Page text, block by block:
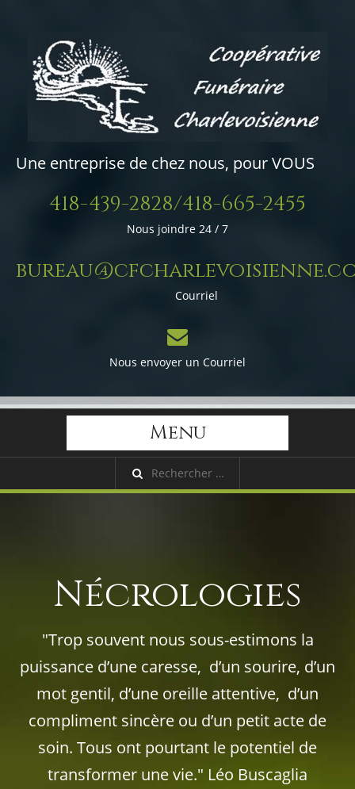
Une entreprise de chez nous, pour VOUS
418-439-2828/418-665-2455
Nous joindre 24 / 7
Courriel
Nous envoyer un Courriel
Menu
Nécrologies
"Trop souvent nous sous-estimons la
puissance d’une caresse, d’un sourire, d’un
mot gentil, d’une oreille attentive, d’un
compliment sincère ou d’un petit acte de
soin. Tous ont pourtant le potentiel de
transformer une vie." Léo Buscaglia